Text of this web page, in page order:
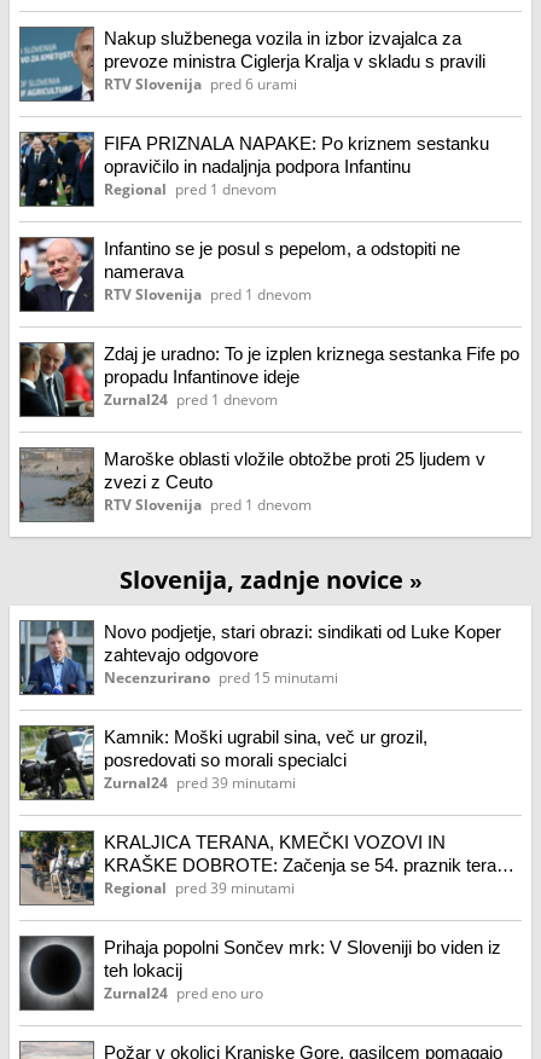
Nakup službenega vozila in izbor izvajalca za
prevoze ministra Ciglerja Kralja v skladu s pravili
RTV Slovenija pred 6 urami
FIFA PRIZNALA NAPAKE: Po kriznem sestanku
opravičilo in nadaljnja podpora Infantinu
Regional pred 1 dnevom
Infantino se je posul s pepelom, a odstopiti ne
namerava
RTV Slovenija pred 1 dnevom
Zdaj je uradno: To je izplen kriznega sestanka Fife po
propadu Infantinove ideje
Zurnal24 pred 1 dnevom
Maroške oblasti vložile obtožbe proti 25 ljudem v
zvezi z Ceuto
RTV Slovenija pred 1 dnevom
Slovenija, zadnje novice »
Novo podjetje, stari obrazi: sindikati od Luke Koper
zahtevajo odgovore
Necenzurirano pred 15 minutami
Kamnik: Moški ugrabil sina, več ur grozil,
posredovati so morali specialci
Zurnal24 pred 39 minutami
KRALJICA TERANA, KMEČKI VOZOVI IN
KRAŠKE DOBROTE: Začenja se 54. praznik terana
in pršuta
Regional pred 39 minutami
Prihaja popolni Sončev mrk: V Sloveniji bo viden iz
teh lokacij
Zurnal24 pred eno uro
Požar v okolici Kranjske Gore, gasilcem pomagajo